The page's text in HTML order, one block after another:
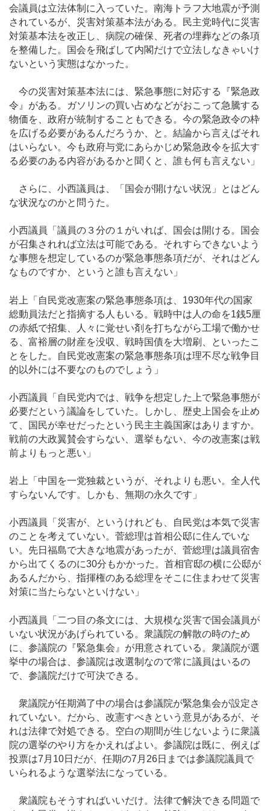
会議員は立法体制に入っていた。南海トラフ大地震が予測
されているが、災害対策基本法がある。民主党時代に災害
対策基本法を改正し、病院の確保、死者の埋葬などの条項
を整備した。国会を飛ばして内閣だけで立法しなきゃいけ
ないという実態はなかった。
今の災害対策基本法には、緊急事態に対応する『緊急政
令』がある。ガソリンの買い占めなどがおこって急騰する
物価を、政府が統制することもできる。今の緊急政令の枠
を広げる必要があるんだろうか、と。結論から言えばそれ
はいらない。今も政府与党にあらかじめ緊急政令を拡大す
る必要のある内容があるかと聞くと、誰も何も言えない」
さらに、小西議員は、「国会が開けない状況」とはどん
な状況なのかと問うた。
小西議員「議員の３分の１がいれば、国会は開ける。国会
が召集されれば立法は可能である。それすらできないよう
な事態を想定しているのが緊急事態条項だが、それはどん
なものですか、というと誰も言えない」
岩上「自民党改憲案の緊急事態条項は、1930年代の国家
総動員法だと指摘する人もいる。戦時中は人の命を1銭5厘
の赤紙で招集、人々に覚せい剤を打ちながら工場で働かせ
る、富裕層の財産を没収、戦時国債を大増刷、といったこ
とをした。自民党改憲案の緊急事態条項は理不尽な戦争目
的以外には不要なのものでしょう」
小西議員「自民党内では、戦争を想定した上で緊急事態が
必要だという議論をしていた。しかし、歴史上国会を止め
て、国民が幸せだったという民主主義国家はありますか。
戦前の大政翼賛会すらない、選挙もない、今の改憲案は戦
前よりもっと悪い」
岩上「中国を一党独裁というが、それよりも悪い。全人代
すらないんです。しかも、無期の永久です」
小西議員「災害が、というけれども、自民党は本気で災害
のことを考えていない。菅総理は首相公邸に住んでいな
い。先日福島で大きな地震があったが、菅総理は議員宿舎
から出てくるのに30分もかかった。首相官邸の横に公邸が
あるんだから、指揮権のある総理をそこに住まわせて災害
対策に当たらないといけない」
小西議員「二つ目の条文には、大規模な災害で国会議員が
いない状況があげられている。衆議院の解散の時のため
に、参議院の『緊急集会』が用意されている。衆議院が選
挙中の場合は、参議院は改選制なので常に議員はいるの
で、参議院だけで可決できる。
衆議院が任期満了中の場合は参議院が緊急集会が設定さ
れていない。だから、改憲すべきという意見があるが、そ
れは法律で対処できる。空白の期間が生じないように衆議
院の選挙のやり方をかえればよい。参議院は既に、例えば
投票は7月10日だが、任期の7月26日までは参議院議員で
いられるような選挙法になっている。
衆議院もそうすればいいだけ。法律で解決できる問題で